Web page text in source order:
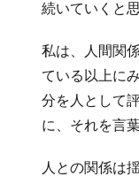
続いていくと
私は、人間関
ている以上に
分を人として
に、それを言
人との関係は